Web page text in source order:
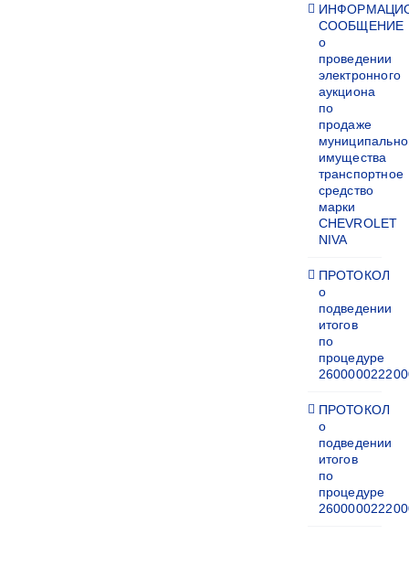
СООБЩЕНИЕ
о
проведении
электронного
аукциона
по
продаже
имущества
транспортное
средство
марки
CHEVROLET
NIVA
ПРОТОКОЛ
о
подведении
итогов
по
процедуре
ПРОТОКОЛ
о
подведении
итогов
по
процедуре